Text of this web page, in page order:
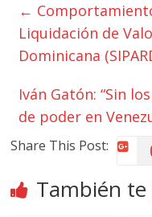
←
Liquidación de
Dominicana
Iván Gatón: “Sin
de poder en
Share This Post:
También